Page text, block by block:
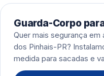
Guarda-Corpo
Quer mais segurança
dos Pinhais-PR?
medida para sacadas e